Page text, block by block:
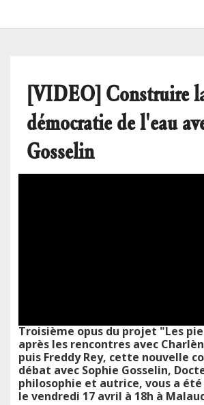
[VIDEO] Construire
démocratie de l'eau
Gosselin
Video
Troisième opus du projet "Les
après les rencontres avec
puis Freddy Rey, cette nouvelle
débat avec Sophie Gosselin,
philosophie et autrice, vous a été
le vendredi 17 avril à 18h à